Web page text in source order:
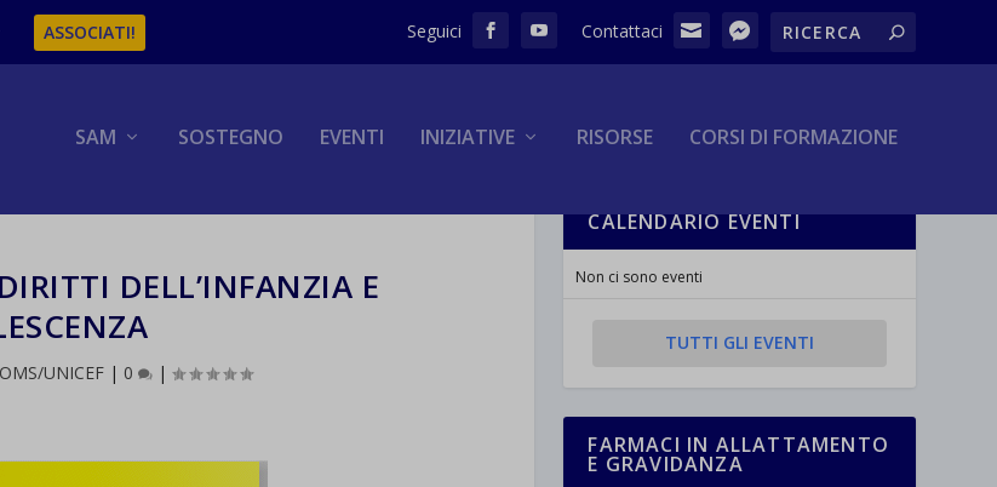
ASSOCIATI!
SAM SOSTEGNO EVENTI INIZIATIVE RISORSE CORSI DI FORMAZIONE
DELL’INFANZIA E
UNICEF | 0 |
CALENDARIO EVENTI
Non ci sono eventi
TUTTI GLI EVENTI
FARMACI IN ALLATTAMENTO
E GRAVIDANZA